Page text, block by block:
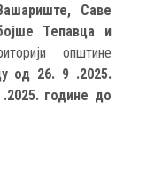
Саве
Тепавца и
општине
од 26. 9 .2025.
године до